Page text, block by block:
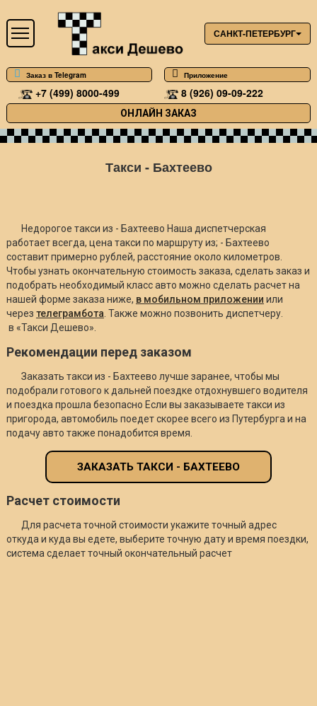
САНКТ-ПЕТЕРБУРГ
Заказ в Telegram Приложение
+7 (499) 8000-499 8 (926) 09-09-222
ОНЛАЙН ЗАКАЗ
Такси - Бахтеево
Недорогое такси из - Бахтеево Наша диспетчерская
работает всегда, цена такси по маршруту из; - Бахтеево
составит примерно рублей, расстояние около километров.
Чтобы узнать окончательную стоимость заказа, сделать заказ и
подобрать необходимый класс авто можно сделать расчет на
нашей форме заказа ниже, в мобильном приложении или
через телеграмбота. Также можно позвонить диспетчеру.
в «Такси Дешево».
Рекомендации перед заказом
Заказать такси из - Бахтеево лучше заранее, чтобы мы
подобрали готового к дальней поездке отдохнувшего водителя
и поездка прошла безопасно Если вы заказываете такси из
пригорода, автомобиль поедет скорее всего из Путербурга и на
подачу авто также понадобится время.
ЗАКАЗАТЬ ТАКСИ - БАХТЕЕВО
Расчет стоимости
Для расчета точной стоимости укажите точный адрес
откуда и куда вы едете, выберите точную дату и время поездки,
система сделает точный окончательный расчет